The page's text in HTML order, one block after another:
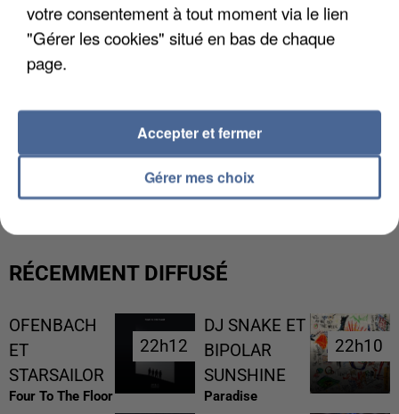
UNE TOURISTE DE L’OISE EMPORTÉE PAR UNE
COULÉE DE BOUE EN HAUTE-SAVOIE
RÉCEMMENT DIFFUSÉ
OFENBACH
ET
STARSAILOR
Four To The Floor
22h12
22h12
DJ SNAKE ET
BIPOLAR
SUNSHINE
Paradise
22h10
22h10
votre consentement à tout moment via le lien
"Gérer les cookies" situé en bas de chaque
page.
Gérer mes choix
Accepter et fermer